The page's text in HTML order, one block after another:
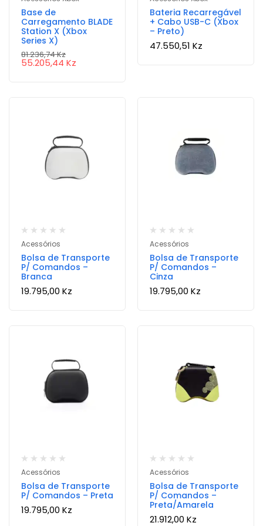
Base de
Carregamento BLADE
Station X (Xbox
Series X)
81.236,74Kz
55.205,44 Kz
Bateria Recarregável
+ Cabo USB-C (Xbox
– Preto)
47.550,51 Kz
Acessórios
Bolsa de Transporte
P/ Comandos –
Branca
19.795,00 Kz
Acessórios
Bolsa de Transporte
P/ Comandos –
Cinza
19.795,00 Kz
Acessórios
Bolsa de Transporte
P/ Comandos – Preta
19.795,00 Kz
Acessórios
Bolsa de Transporte
P/ Comandos –
Preta/Amarela
21.912,00 Kz